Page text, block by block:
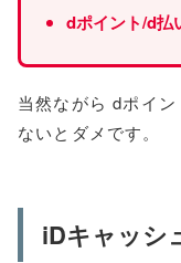
dポイント/d払
当然ながら dポイ
ないとダメです。
iDキャッシ